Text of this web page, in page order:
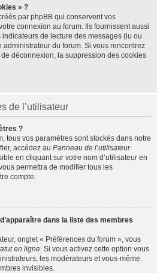
» ?
par phpBB qui conservent vos
connexion au forum. Ils fournissent aussi
de lecture des messages (lu ou
du forum. Si vous rencontrez
déconnexion, la suppression des cookies
de l’utilisateur
?
tous vos paramètres sont stockés dans notre
accédez au Panneau de l’utilisateur
en cliquant sur votre nom d’utilisateur en
permettra de modifier tous les
compte.
dans la liste des membres
onglet « Préférences du forum », vous
en ligne. Si vous activez cette option vous
les modérateurs et vous-même.
invisibles.